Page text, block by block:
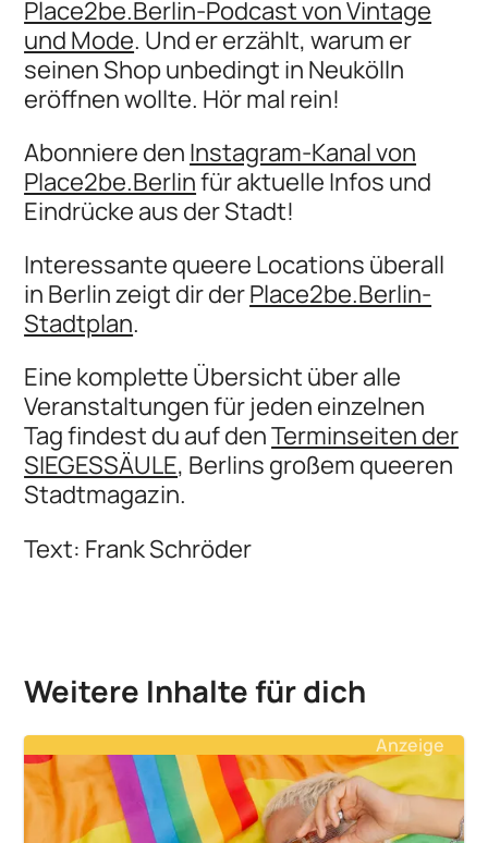
Place2be.Berlin-Podcast von Vintage
und Mode. Und er erzählt, warum er
seinen Shop unbedingt in Neukölln
eröffnen wollte. Hör mal rein!
Abonniere denInstagram-Kanal von
Place2be.Berlinfür aktuelle Infos und
Eindrücke aus der Stadt!
Interessante queere Locations überall
in Berlin zeigt dir derPlace2be.Berlin-
Stadtplan.
Eine komplette Übersicht über alle
Veranstaltungen für jeden einzelnen
Tag findest du auf denTerminseiten der
SIEGESSÄULE, Berlins großem queeren
Stadtmagazin.
Text: Frank Schröder
Weitere Inhalte für dich
Anzeige